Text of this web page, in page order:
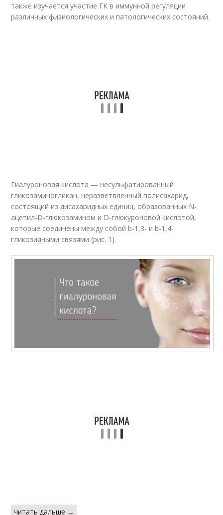
также изучается участие ГК в иммунной регуляции
различных физиологических и патологических состояний.
Гиалуроновая кислота — несульфатированный
гликозаминогликан, неразветвленный полисахарид,
состоящий из дисахаридных единиц, образованных N-
ацетил-D-глюкозамином и D-глюкуроновой кислотой,
которые соединены между собой b-1,3- и b-1,4-
гликозидными связями (рис. 1).
Читать дальше →